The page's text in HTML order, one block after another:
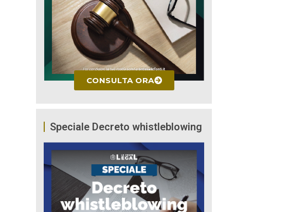
CONSULTA ORA
Speciale Decreto whistleblowing